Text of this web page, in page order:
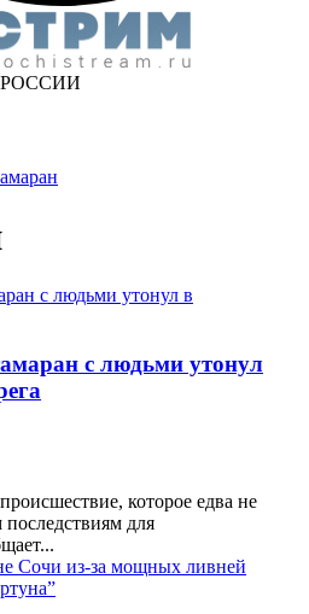
РОССИИ
с людьми утонул
которое едва не
для